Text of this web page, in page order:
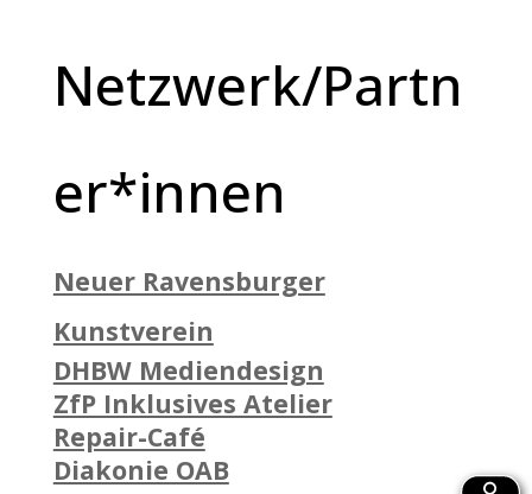
Netzwerk/Partn
er*innen
Neuer Ravensburger
Kunstverein
DHBW Mediendesign
ZfP Inklusives Atelier
Repair-Café
Diakonie OAB